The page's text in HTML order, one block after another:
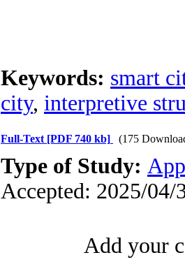
Keywords: smart
city, interpretive
Full-Text [PDF 740 kb] (175
Type of Study:
Accepted: 2025/04/
Add your